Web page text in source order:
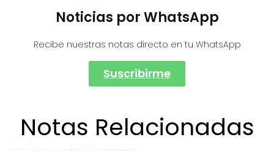
Noticias por WhatsApp
Recibe nuestras notas directo en tu WhatsApp
Suscribirme
Notas Relacionadas